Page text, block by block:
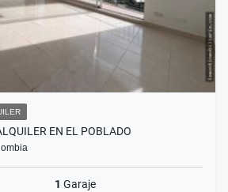
EN EL POBLADO
1 Garaje